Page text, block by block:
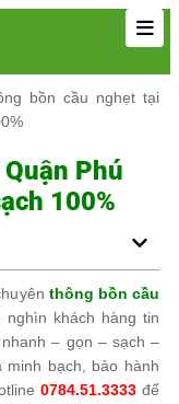
bồn cầu nghẹt tại
Phú
100%
thông bồn cầu
nghìn khách hàng tin
– gọn – sạch –
minh bạch, bảo hành
0784.51.3333 để